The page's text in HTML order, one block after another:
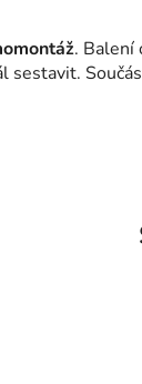
. Balení
sestavit.